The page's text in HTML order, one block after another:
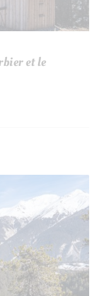
et le